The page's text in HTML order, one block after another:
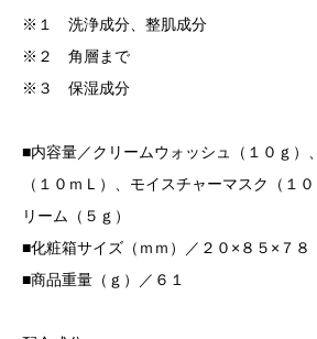
※１ 洗浄成分、整肌成分
※２ 角層まで
※３ 保湿成分
■内容量／クリームウォッシュ（１０ｇ）
（１０ｍＬ）、モイスチャーマスク（１
リーム（５ｇ）
■化粧箱サイズ（ｍｍ）／２０×８５×７８
■商品重量（ｇ）／６１